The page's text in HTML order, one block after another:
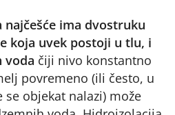
ima dvostruku
koja uvek postoji u tlu, i
voda čiji nivo konstantno
povremeno (ili često, u
objekat nalazi) može